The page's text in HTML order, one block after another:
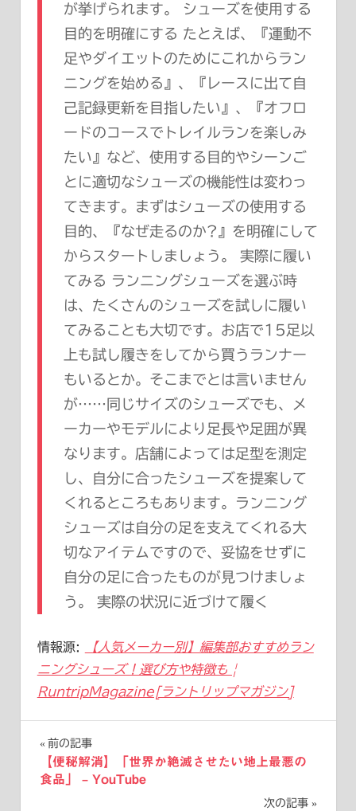
が挙げられます。 シューズを使用する
目的を明確にする たとえば、『運動不
足やダイエットのためにこれからラン
ニングを始める』、『レースに出て自
己記録更新を目指したい』、『オフロ
ードのコースでトレイルランを楽しみ
たい』など、使用する目的やシーンご
とに適切なシューズの機能性は変わっ
てきます。まずはシューズの使用する
目的、『なぜ走るのか?』を明確にして
からスタートしましょう。 実際に履い
てみる ランニングシューズを選ぶ時
は、たくさんのシューズを試しに履い
てみることも大切です。お店で15足以
上も試し履きをしてから買うランナー
もいるとか。そこまでとは言いません
が……同じサイズのシューズでも、メ
ーカーやモデルにより足長や足囲が異
なります。店舗によっては足型を測定
し、自分に合ったシューズを提案して
くれるところもあります。ランニング
シューズは自分の足を支えてくれる大
切なアイテムですので、妥協をせずに
自分の足に合ったものが見つけましょ
う。 実際の状況に近づけて履く
情報源:
【人気メーカー別】編集部おすすめラン
ニングシューズ！選び方や特徴も |
RuntripMagazine[ラントリップマガジン]
投
稿
前の記事
【便秘解消】「世界が絶滅させたい地上最悪の
食品」 – YouTube
次の記事